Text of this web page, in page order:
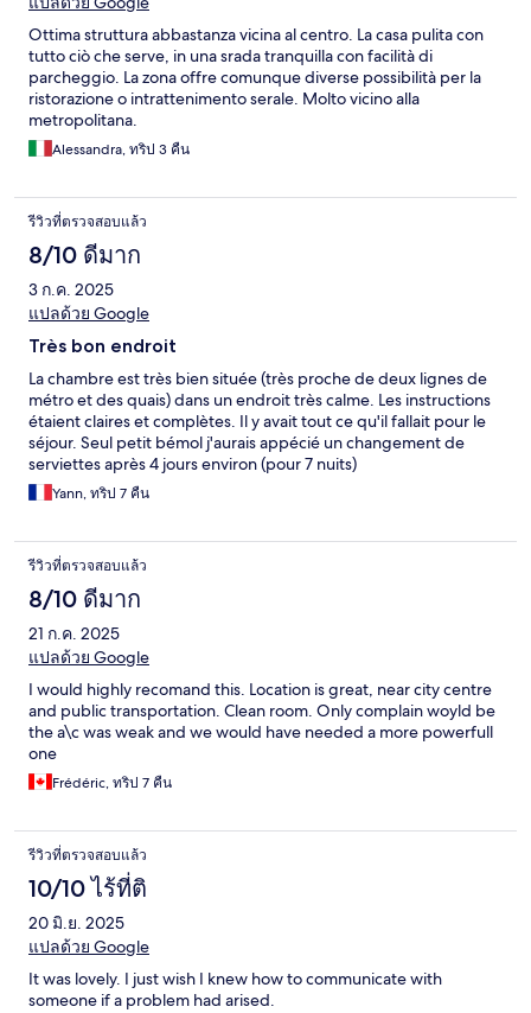
Ottima struttura abbastanza vicina al centro. La casa pulita con
tutto ciò che serve, in una srada tranquilla con facilità di
parcheggio. La zona offre comunque diverse possibilità per la
ristorazione o intrattenimento serale. Molto vicino alla
metropolitana.
Alessandra, ทริป 3 คืน
รีวิวที่ตรวจสอบแล้ว
8/10 ดีมาก
3 ก.ค. 2025
แปลด้วย Google
Très bon endroit
La chambre est très bien située (très proche de deux lignes de
métro et des quais) dans un endroit très calme. Les instructions
étaient claires et complètes. Il y avait tout ce qu'il fallait pour le
séjour. Seul petit bémol j'aurais appécié un changement de
serviettes après 4 jours environ (pour 7 nuits)
Yann, ทริป 7 คืน
รีวิวที่ตรวจสอบแล้ว
8/10 ดีมาก
21 ก.ค. 2025
แปลด้วย Google
I would highly recomand this. Location is great, near city centre
and public transportation. Clean room. Only complain woyld be
the a\c was weak and we would have needed a more powerfull
one
Frédéric, ทริป 7 คืน
รีวิวที่ตรวจสอบแล้ว
10/10 ไร้ที่ติ
20 มิ.ย. 2025
แปลด้วย Google
It was lovely. I just wish I knew how to communicate with
someone if a problem had arised.